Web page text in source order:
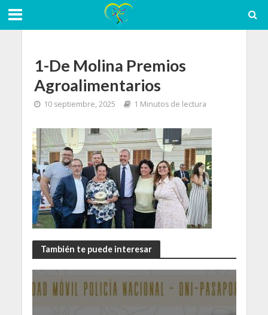
1-De Molina Premios
Agroalimentarios
10 septiembre, 2025 1 Minutos de lectura
También te puede interesar